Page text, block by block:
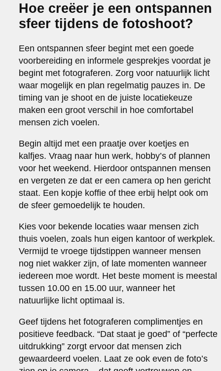
Hoe creëer je een ontspannen
sfeer tijdens de fotoshoot?
Een ontspannen sfeer begint met een goede
voorbereiding en informele gesprekjes voordat je
begint met fotograferen. Zorg voor natuurlijk licht
waar mogelijk en plan regelmatig pauzes in. De
timing van je shoot en de juiste locatiekeuze
maken een groot verschil in hoe comfortabel
mensen zich voelen.
Begin altijd met een praatje over koetjes en
kalfjes. Vraag naar hun werk, hobby’s of plannen
voor het weekend. Hierdoor ontspannen mensen
en vergeten ze dat er een camera op hen gericht
staat. Een kopje koffie of thee erbij helpt ook om
de sfeer gemoedelijk te houden.
Kies voor bekende locaties waar mensen zich
thuis voelen, zoals hun eigen kantoor of werkplek.
Vermijd te vroege tijdstippen wanneer mensen
nog niet wakker zijn, of late momenten wanneer
iedereen moe wordt. Het beste moment is meestal
tussen 10.00 en 15.00 uur, wanneer het
natuurlijke licht optimaal is.
Geef tijdens het fotograferen complimentjes en
positieve feedback. “Dat staat je goed” of “perfecte
uitdrukking” zorgt ervoor dat mensen zich
gewaardeerd voelen. Laat ze ook even de foto’s